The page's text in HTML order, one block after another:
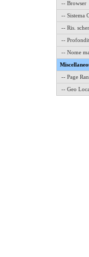
-- Browser
-- Sistema
-- Ris.
--
-- Nome
-- Page
-- Geo